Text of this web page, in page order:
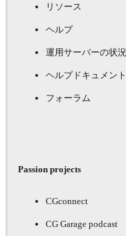
リソース
ヘルプ
運用サーバーの状況
ヘルプドキュメント
フォーラム
Passion projects
CGconnect
CG Garage podcast